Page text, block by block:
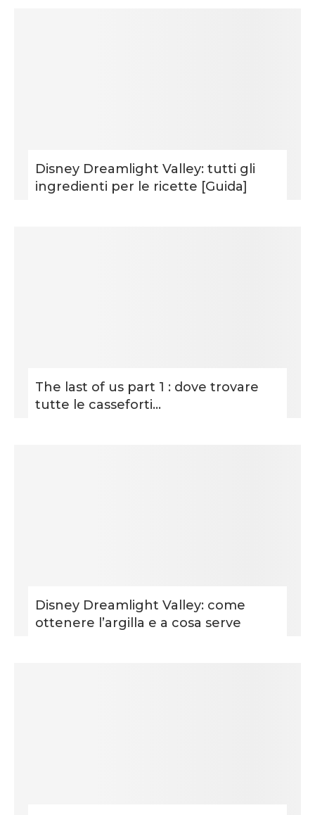
Disney Dreamlight Valley: tutti gli
ingredienti per le ricette [Guida]
The last of us part 1 : dove trovare
tutte le casseforti...
Disney Dreamlight Valley: come
ottenere l’argilla e a cosa serve